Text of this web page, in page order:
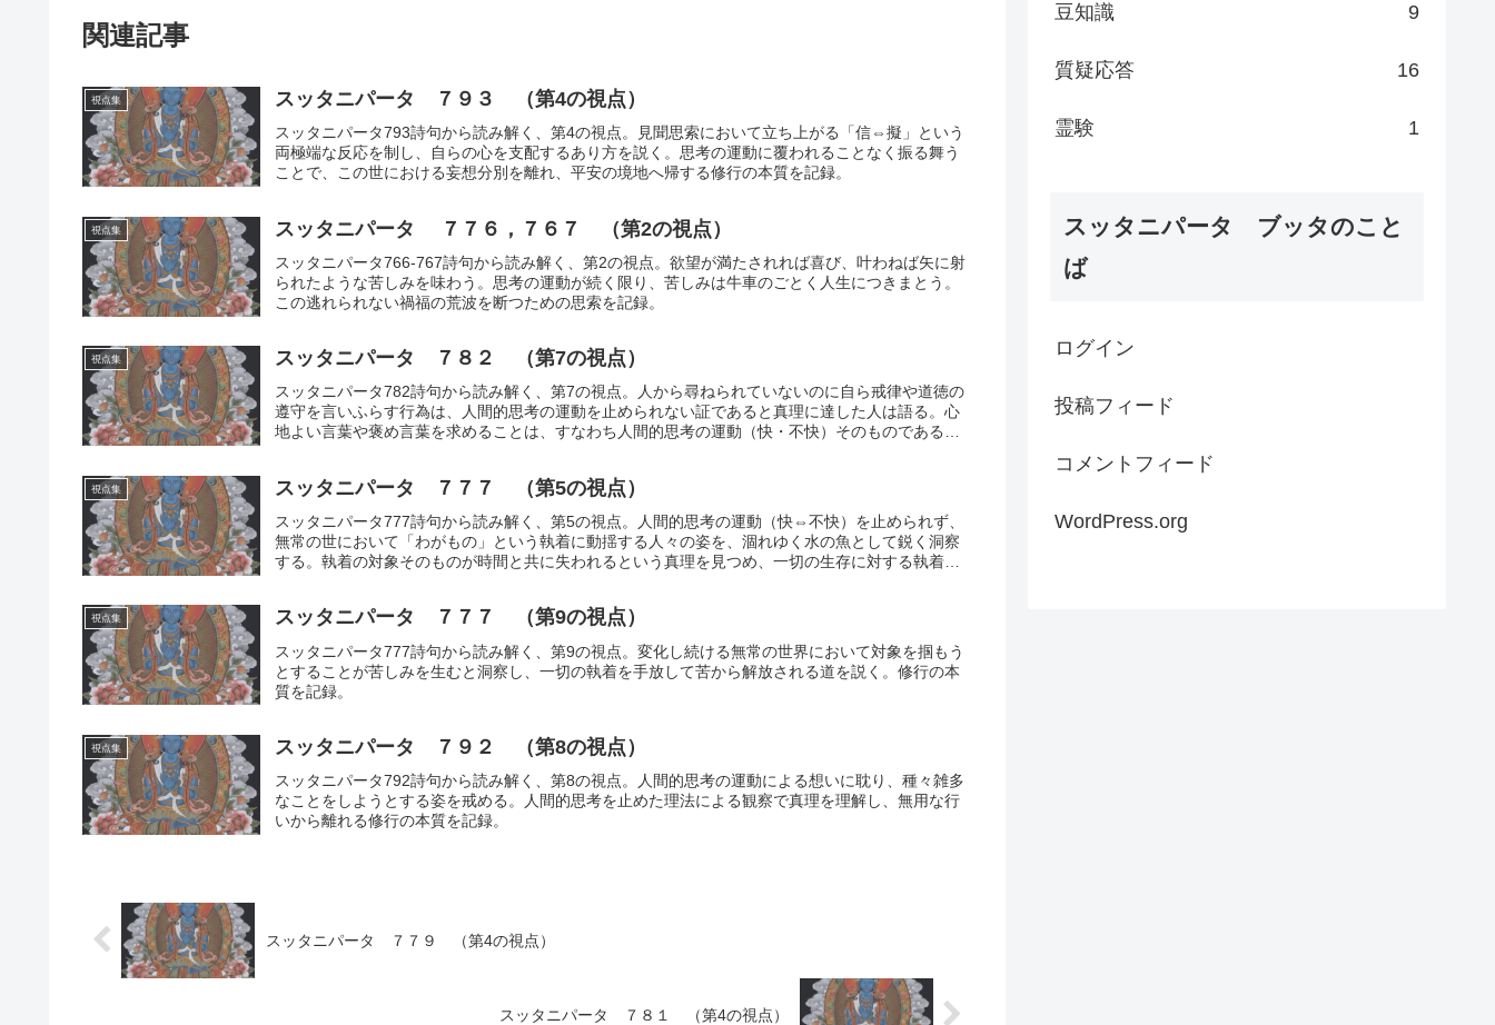
関連記事
視点集 スッタニパータ ７９３ （第4の視点）
スッタニパータ793詩句から読み解く、第4の視点。見聞思索において立ち上がる「信⇔擬」という
両極端な反応を制し、自らの心を支配するあり方を説く。思考の運動に覆われることなく振る舞う
ことで、この世における妄想分別を離れ、平安の境地へ帰する修行の本質を記録。
視点集 スッタニパータ ７７６，７６７ （第2の視点）
スッタニパータ766-767詩句から読み解く、第2の視点。欲望が満たされれば喜び、叶わねば矢に射
られたような苦しみを味わう。思考の運動が続く限り、苦しみは牛車のごとく人生につきまとう。
この逃れられない禍福の荒波を断つための思索を記録。
視点集 スッタニパータ ７８２ （第7の視点）
スッタニパータ782詩句から読み解く、第7の視点。人から尋ねられていないのに自ら戒律や道徳の
遵守を言いふらす行為は、人間的思考の運動を止められない証であると真理に達した人は語る。心
地よい言葉や褒め言葉を求めることは、すなわち人間的思考の運動（快・不快）そのものであると
視点集 スッタニパータ ７７７ （第5の視点）
スッタニパータ777詩句から読み解く、第5の視点。人間的思考の運動（快⇔不快）を止められず、
無常の世において「わがもの」という執着に動揺する人々の姿を、涸れゆく水の魚として鋭く洞察
する。執着の対象そのものが時間と共に失われるという真理を見つめ、一切の生存に対する執着を
視点集 スッタニパータ ７７７ （第9の視点）
スッタニパータ777詩句から読み解く、第9の視点。変化し続ける無常の世界において対象を掴もう
とすることが苦しみを生むと洞察し、一切の執着を手放して苦から解放される道を説く。修行の本
質を記録。
視点集 スッタニパータ ７９２ （第8の視点）
スッタニパータ792詩句から読み解く、第8の視点。人間的思考の運動による想いに耽り、種々雑多
なことをしようとする姿を戒める。人間的思考を止めた理法による観察で真理を理解し、無用な行
いから離れる修行の本質を記録。
スッタニパータ ７７９ （第4の視点）
スッタニパータ ７８１ （第4の視点）
豆知識 9
質疑応答 16
霊験 1
スッタニパータ ブッタのこと
ば
ログイン
投稿フィード
コメントフィード
WordPress.org